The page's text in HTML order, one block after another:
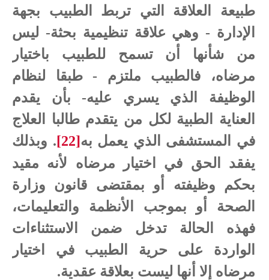
طبيعة العلاقة التي تربط الطبيب بجهة
الإدارة - وهي علاقة تنظيمية بحثة- ليس
من شأنها أن تسمح للطبيب باختيار
مرضاه، فالطبيب ملتزم - طبقا لنظام
الوظيفة الذي يسري عليه- بأن يقدم
العناية الطبية لكل من يتقدم طالبا العلاج
في المستشفى الذي يعمل به[22]
. وبذلك
يفقد الحق في اختيار مرضاه لأنه مقيد
بحكم وظيفته أو بمقتضى قانون وزارة
الصحة أو بموجب الأنظمة والتعليمات،
فهذه الحالة تدخل ضمن الاستثناءات
الواردة على حرية الطبيب في اختيار
مرضاه إلا أنها ليست بعلاقة عقدية.